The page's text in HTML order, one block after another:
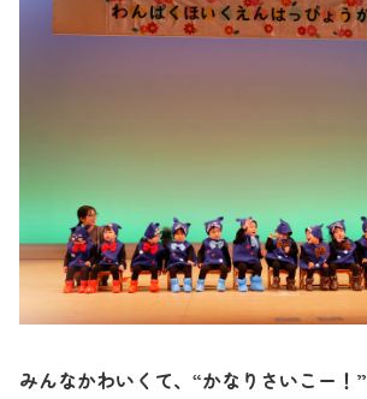
みんなかわいくて、“かなりさいこー！”